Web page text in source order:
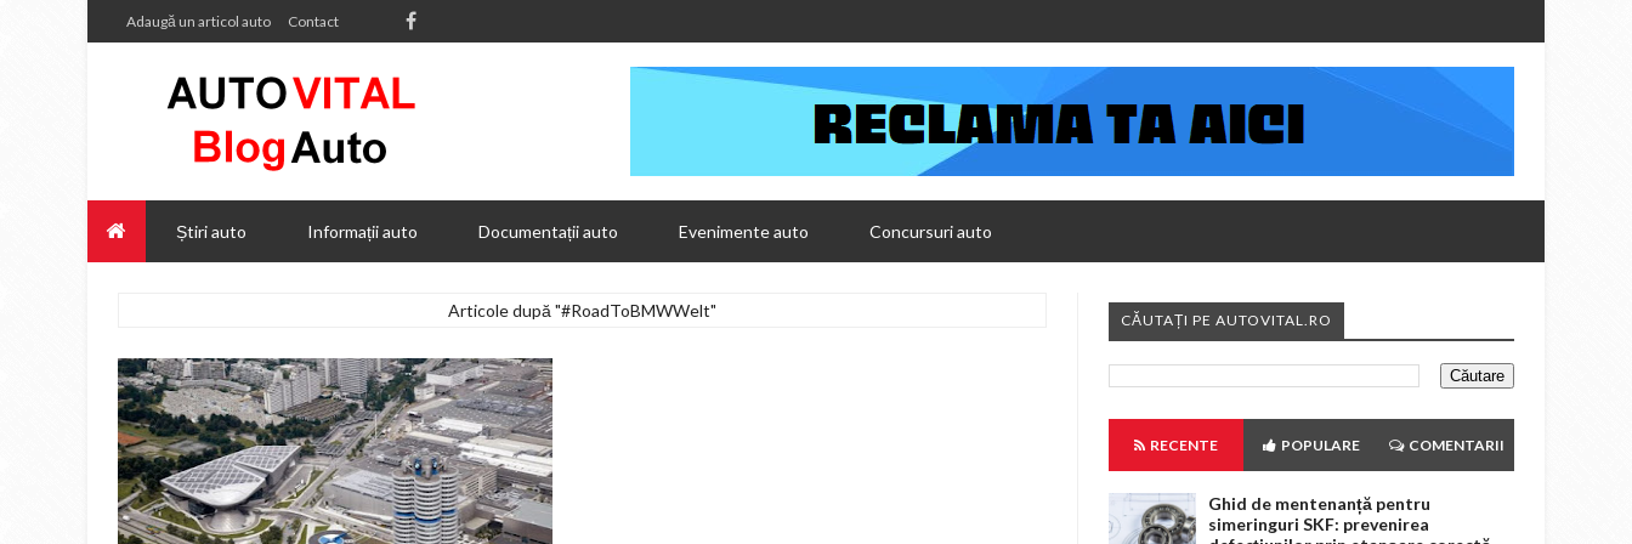
Adaugă un articol auto Contact
Știri auto Informații auto Documentații auto Evenimente auto Concursuri auto
Articole după "#RoadToBMWWelt" CĂUTAȚI PE AUTOVITAL.RO
RECENTE POPULARE COMENTARII
Ghid de mentenanță pentru
simeringuri SKF: prevenirea